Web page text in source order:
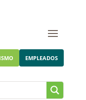
EMPLEADOS